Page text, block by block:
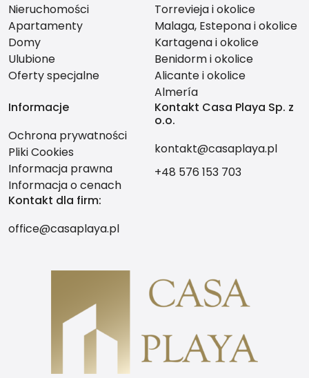
Nieruchomości
Apartamenty
Domy
Ulubione
Oferty specjalne
Torrevieja i okolice
Malaga, Estepona i okolice
Kartagena i okolice
Benidorm i okolice
Alicante i okolice
Almería
Informacje
Ochrona prywatności
Pliki Cookies
Informacja prawna
Informacja o cenach
Kontakt Casa Playa Sp. z
o.o.
kontakt@casaplaya.pl
+48 576 153 703
Kontakt dla firm:
office@casaplaya.pl